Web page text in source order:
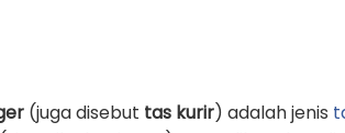
(juga disebut tas kurir) adalah jenis